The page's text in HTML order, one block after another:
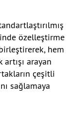
özelleştirme
hem
arayan
çeşitli
sağlamaya